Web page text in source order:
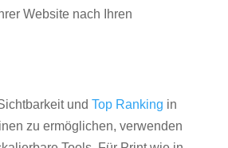
Website nach Ihren
und Top Ranking in
zu ermöglichen, verwenden